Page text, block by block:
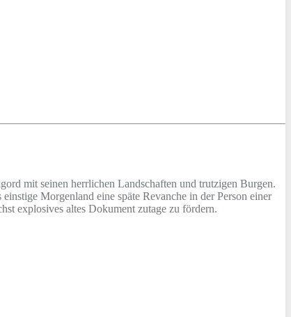
mit seinen herrlichen Landschaften und trutzigen Burgen.
Morgenland eine späte Revanche in der Person einer
explosives altes Dokument zutage zu fördern.